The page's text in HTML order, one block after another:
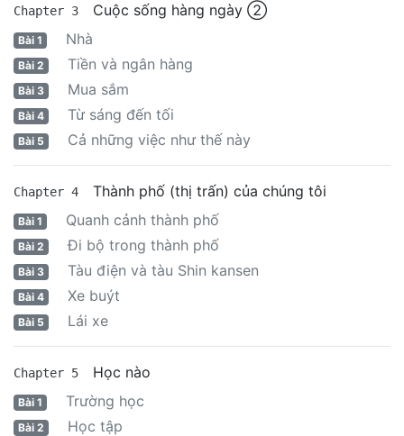
Chapter 3 Cuộc sống hàng ngày ②
Bài 1 Nhà
Bài 2 Tiền và ngân hàng
Bài 3 Mua sắm
Bài 4 Từ sáng đến tối
Bài 5 Cả những việc như thế này
Chapter 4 Thành phố (thị trấn) của chúng tôi
Bài 1 Quanh cảnh thành phố
Bài 2 Đi bộ trong thành phố
Bài 3 Tàu điện và tàu Shin kansen
Bài 4 Xe buýt
Bài 5 Lái xe
Chapter 5 Học nào
Bài 1 Trường học
Bài 2 Học tập